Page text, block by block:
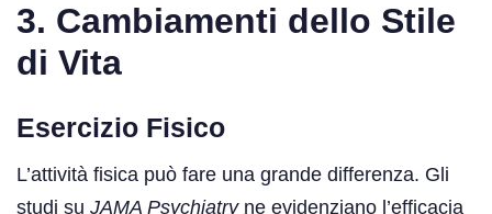
3. Cambiamenti dello Stile
di Vita
Esercizio Fisico
L’attività fisica può fare una grande differenza. Gli
studi su JAMA Psychiatryne evidenziano l’efficacia